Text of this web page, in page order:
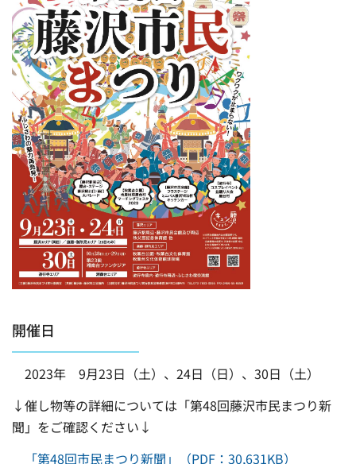
開催日
2023年 9月23日（土）、24日（日）、30日（土）
↓催し物等の詳細については「第48回藤沢市民まつり新
聞」をご確認ください↓
「第48回市民まつり新聞」（PDF：30,631KB）